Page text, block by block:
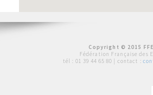
Copyright © 2015
Fédération Française des
tél : 01 39 44 65 80 | contact :